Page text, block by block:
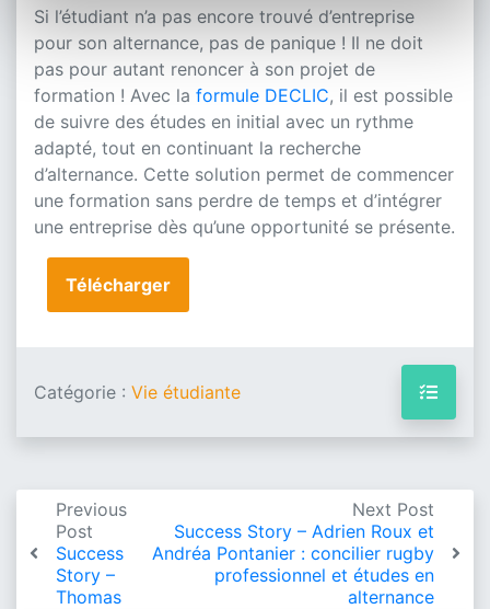
Si l’étudiant n’a pas encore trouvé d’entreprise
pour son alternance, pas de panique ! Il ne doit
pas pour autant renoncer à son projet de
formation ! Avec la formule DECLIC, il est possible
de suivre des études en initial avec un rythme
adapté, tout en continuant la recherche
d’alternance. Cette solution permet de commencer
une formation sans perdre de temps et d’intégrer
une entreprise dès qu’une opportunité se présente.
Télécharger
Catégorie : Vie étudiante
Previous
Post
Success
Story –
Thomas
Next Post
Success Story – Adrien Roux et
Andréa Pontanier : concilier rugby
professionnel et études en
alternance